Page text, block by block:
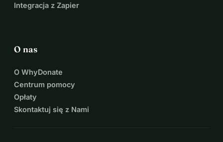
się nie tylko poza więzieniami, ale
także w ich wnętrzu.
Nie możesz darować?
Oto inne sposoby, aby nam pomóc:
Integracja z Zapier
O nas
O WhyDonate
Centrum pomocy
Opłaty
Skontaktuj się z Nami